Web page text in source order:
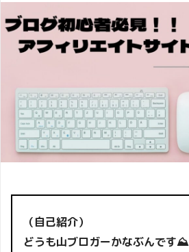
（自己紹介）
どうも山ブロガーかなぶんです⛰